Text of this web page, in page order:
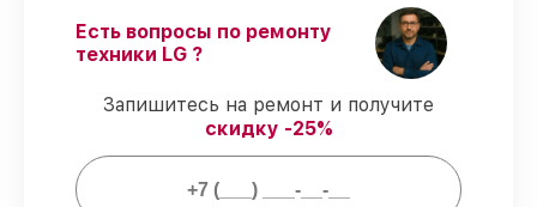
Соблюдение сроков починки–
соблюдаем сроки сервиса духового
шкафа LB 641120 S, согласованные с
клиентом.
Подтвержденная гарантия
обслуживаем духовых шкафов всегда со
строгим соблюдением гарантийных
обязательств.
Есть вопросы по ремонту
техники LG ?
Запишитесь на ремонт и получите
скидку -25%